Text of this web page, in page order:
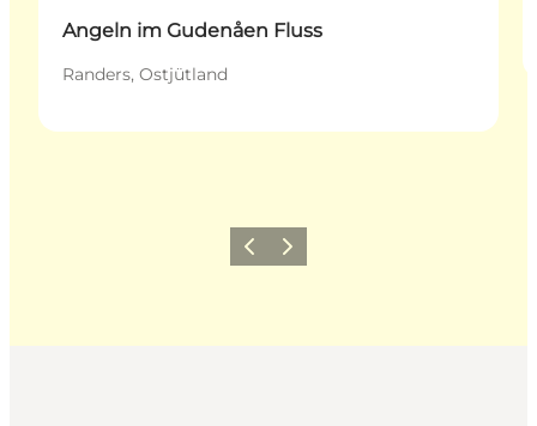
Angeln im Gudenåen Fluss
Randers, Ostjütland
ZurückWeiter